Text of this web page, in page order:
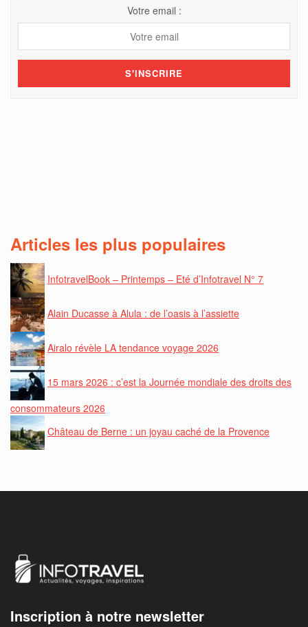
Votre email :
Articles les plus populaires
InfotravelBook – Printemps – Eté d’Infotravel N° 7
Alain Ducasse à Alula : de l’oasis à l’assiette
Airalo révèle LA tendance voyage 2026
15 mars 2026 : c’est la Journée mondiale des droits des
consommateurs 2026
Château de Berne : un joyau caché de la Provence
Inscription à notre newsletter